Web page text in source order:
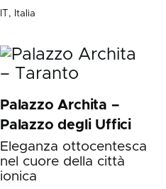
IT, Italia
Palazzo Archita –
Palazzo degli Uffici
Eleganza ottocentesca
nel cuore della città
ionica